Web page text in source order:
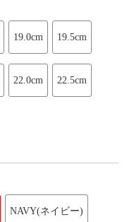
19.0cm 19.5cm
22.0cm 22.5cm
NAVY(ネイビー)